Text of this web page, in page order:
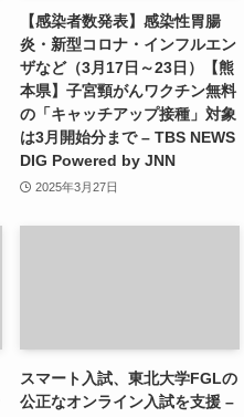
【感染者数発表】感染性胃腸
炎・新型コロナ・インフルエン
ザなど（3月17日～23日）【熊
本県】子宮頸がんワクチン無料
の「キャッチアップ接種」対象
は3月開始分まで – TBS NEWS
DIG Powered by JNN
2025年3月27日
スマート入試、東北大学FGLの
公正なオンライン入試を支援 –